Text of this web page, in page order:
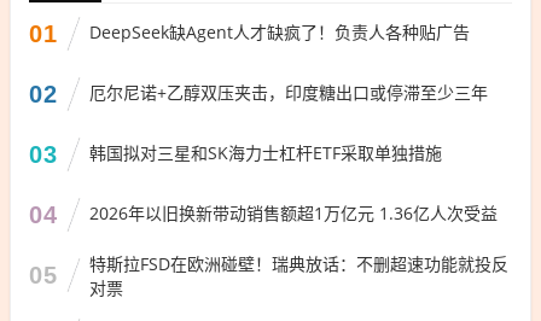
01 DeepSeek缺Agent人才缺疯了！负责人各种贴广告
02 厄尔尼诺+乙醇双压夹击，印度糖出口或停滞至少三年
03 韩国拟对三星和SK海力士杠杆ETF采取单独措施
04 2026年以旧换新带动销售额超1万亿元 1.36亿人次受益
05
特斯拉FSD在欧洲碰壁！瑞典放话：不删超速功能就投反
对票